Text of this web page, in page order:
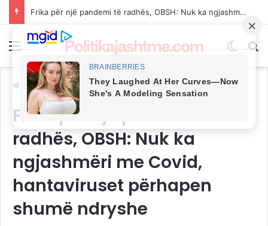
I ati i vrau të ëmën, ai e goditi dhe e la të vdekur/ Gjykata e Sarandës dënon me 3 vite burg Klementin Islamajn
Menu
Ballina/LAJME
Frika për një pandemi të
radhës, OBSH: Nuk ka
ngjashmëri me Covid,
hantaviruset përhapen
shumë ndryshe